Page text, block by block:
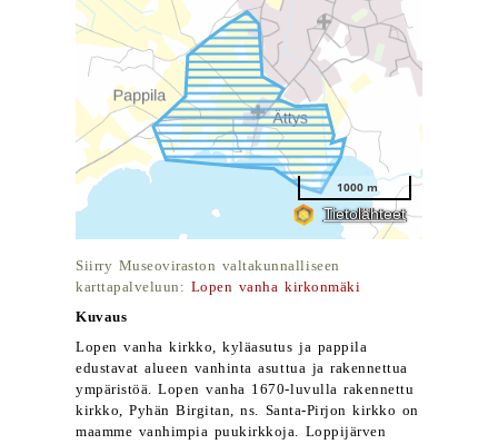
Siirry Museoviraston valtakunnalliseen
karttapalveluun: Lopen vanha kirkonmäki
Kuvaus
Lopen vanha kirkko, kyläasutus ja pappila
edustavat alueen vanhinta asuttua ja rakennettua
ympäristöä. Lopen vanha 1670-luvulla rakennettu
kirkko, Pyhän Birgitan, ns. Santa-Pirjon kirkko on
maamme vanhimpia puukirkkoja. Loppijärven